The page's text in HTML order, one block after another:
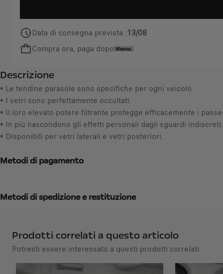
i
s
7
9
3
7
€
I
V
A
n
u
/
U
n
t
i
y
u
p
d
a
t
d
:
Data di consegna prevista :13/08
Compra ora, paga dopo
Descrizione
• Le tendine parasole sono specifiche per ogni veicolo.
• I vetri sono perfettamente occultati.
• Il loro elevato potere filtrante protegge efficacemente i
• In più nascondono gli effetti personali dagli sguardi indiscreti.
• Disponibili per vetri laterali e vetri posteriori.
Metodi di pagamento
Metodi di spedizione e restituzione
Prodotti correlati a questo articolo
Potresti essere interessato a questi prodotti correlati